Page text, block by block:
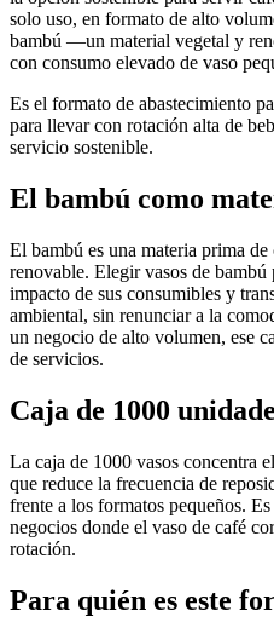
solo uso, en formato de alto
bambú —un material vegetal y
con consumo elevado de vaso
Es el formato de abastecimiento
para llevar con rotación alta de
servicio sostenible.
El bambú como
El bambú es una materia prima
renovable. Elegir vasos de
impacto de sus consumibles y
ambiental, sin renunciar a la
un negocio de alto volumen, ese
de servicios.
Caja de 1000
La caja de 1000 vasos concentra
que reduce la frecuencia de
frente a los formatos pequeños.
negocios donde el vaso de café
rotación.
Para quién es este